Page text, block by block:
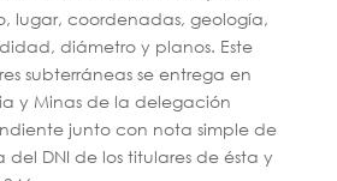
lugar, coordenadas, geología,
diámetro y planos. Este
subterráneas se entrega en
y Minas de la delegación
junto con nota simple de
DNI de los titulares de ésta y